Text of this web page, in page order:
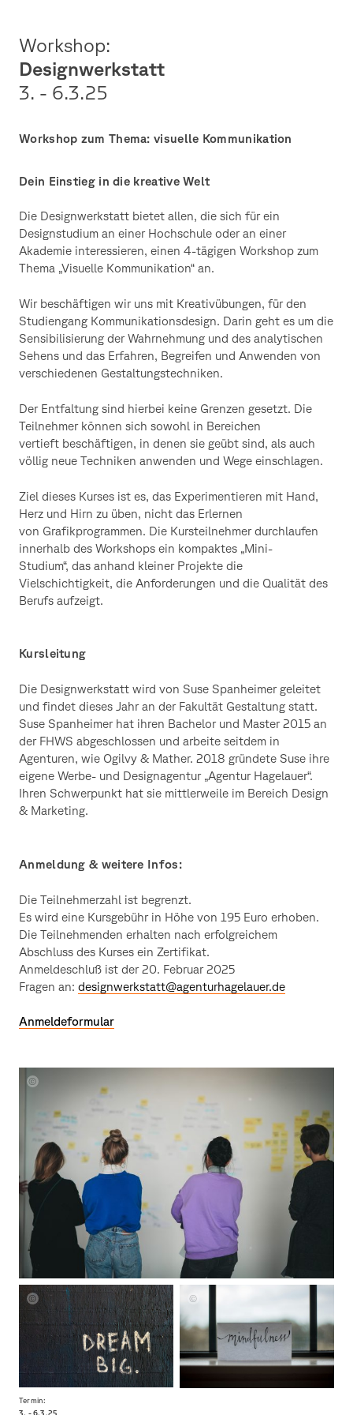
Workshop:
Designwerkstatt
3. - 6.3.25
Workshop zum Thema: visuelle Kommunikation
Dein Einstieg in die kreative Welt
Die Designwerkstatt bietet allen, die sich für ein
Designstudium an einer Hochschule oder an einer
Akademie interessieren, einen 4-tägigen Workshop zum
Thema „Visuelle Kommunikation“ an.
Wir beschäftigen wir uns mit Kreativübungen, für den
Studiengang Kommunikationsdesign. Darin geht es um die
Sensibilisierung der Wahrnehmung und des analytischen
Sehens und das Erfahren, Begreifen und Anwenden von
verschiedenen Gestaltungstechniken.
Der Entfaltung sind hierbei keine Grenzen gesetzt. Die
Teilnehmer können sich sowohl in Bereichen
vertieft beschäftigen, in denen sie geübt sind, als auch
völlig neue Techniken anwenden und Wege einschlagen.
Ziel dieses Kurses ist es, das Experimentieren mit Hand,
Herz und Hirn zu üben, nicht das Erlernen
von Grafikprogrammen. Die Kursteilnehmer durchlaufen
innerhalb des Workshops ein kompaktes „Mini-
Studium“, das anhand kleiner Projekte die
Vielschichtigkeit, die Anforderungen und die Qualität des
Berufs aufzeigt.
Kursleitung
Die Designwerkstatt wird von Suse Spanheimer geleitet
und findet dieses Jahr an der Fakultät Gestaltung statt.
Suse Spanheimer hat ihren Bachelor und Master 2015 an
der FHWS abgeschlossen und arbeite seitdem in
Agenturen, wie Ogilvy & Mather. 2018 gründete Suse ihre
eigene Werbe- und Designagentur „Agentur Hagelauer“.
Ihren Schwerpunkt hat sie mittlerweile im Bereich Design
& Marketing.
Anmeldung & weitere Infos:
Die Teilnehmerzahl ist begrenzt.
Es wird eine Kursgebühr in Höhe von 195 Euro erhoben.
Die Teilnehmenden erhalten nach erfolgreichem
Abschluss des Kurses ein Zertifikat.
Anmeldeschluß ist der 20. Februar 2025
Fragen an: designwerkstatt@agenturhagelauer.de
Anmeldeformular
Spanheimer
Spanheimer
Termin:
3. - 6.3.25